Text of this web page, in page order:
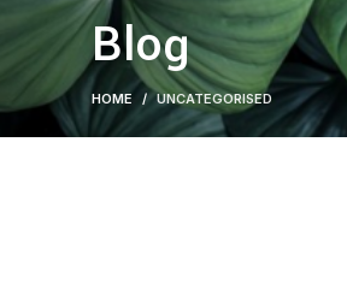
Blog
HOME UNCATEGORISED